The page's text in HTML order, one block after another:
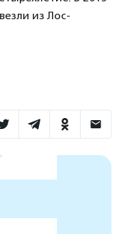
из Лос-